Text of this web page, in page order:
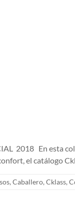
2018 En esta
el catálogo
, Caballero, Cklass,